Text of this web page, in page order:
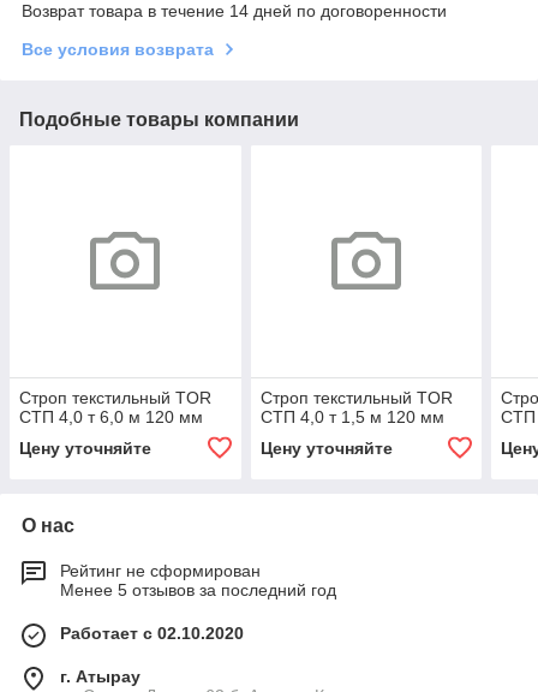
Возврат товара в течение 14 дней по договоренности
Все условия возврата
Подобные товары компании
Строп текстильный TOR
СТП 4,0 т 6,0 м 120 мм
Цену уточняйте
Строп текстильный TOR
СТП 4,0 т 1,5 м 120 мм
Цену уточняйте
СТП
О нас
Рейтинг не сформирован
Менее 5 отзывов за последний год
Работает с 02.10.2020
г. Атырау